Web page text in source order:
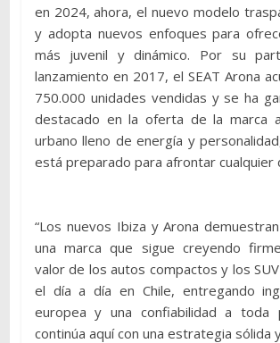
en 2024, ahora, el nuevo modelo
y adopta nuevos enfoques para
más juvenil y dinámico. Por su
lanzamiento en 2017, el SEAT Arona
750.000 unidades vendidas y se ha
destacado en la oferta de la marca
urbano lleno de energía y
está preparado para afrontar cualquier
“Los nuevos Ibiza y Arona
una marca que sigue creyendo
valor de los autos compactos y los
el día a día en Chile, entregando
europea y una confiabilidad a toda
continúa aquí con una estrategia sólida